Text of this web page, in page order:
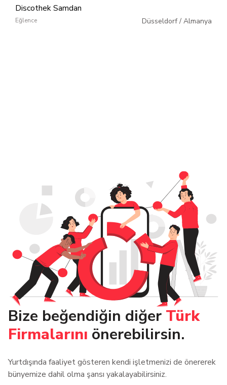
Discothek Samdan
Eğlence Düsseldorf/ Almanya
Bize beğendiğin diğer Türk
Firmalarını önerebilirsin.
Yurtdışında faaliyet gösteren kendi işletmenizi de önererek
bünyemize dahil olma şansı yakalayabilirsiniz.